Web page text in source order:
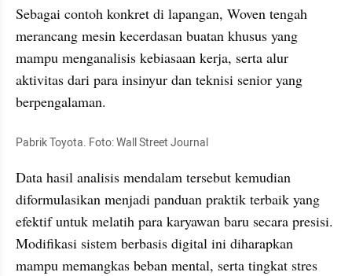
Sebagai contoh konkret di lapangan, Woven tengah
merancang mesin kecerdasan buatan khusus yang
mampu menganalisis kebiasaan kerja, serta alur
aktivitas dari para insinyur dan teknisi senior yang
berpengalaman.
Pabrik Toyota. Foto: Wall Street Journal
Data hasil analisis mendalam tersebut kemudian
diformulasikan menjadi panduan praktik terbaik yang
efektif untuk melatih para karyawan baru secara presisi.
Modifikasi sistem berbasis digital ini diharapkan
mampu memangkas beban mental, serta tingkat stres